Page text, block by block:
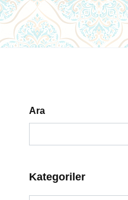
Ara
Kategoriler